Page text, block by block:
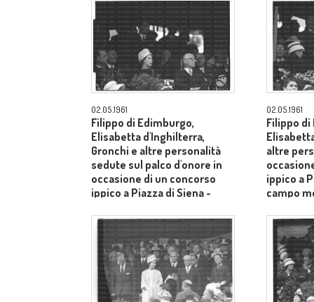
02.05.1961
Filippo di Edimburgo,
Elisabetta d'Inghilterra,
Gronchi e altre personalità
sedute sul palco d'onore in
occasione di un concorso
ippico a Piazza di Siena -
02.05.1961
Filippo di
altre
ippico a
campo